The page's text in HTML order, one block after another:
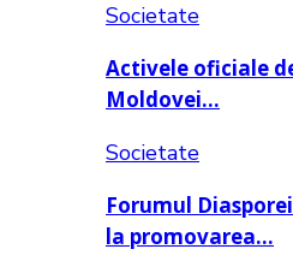
Societate
Activele oficiale
Moldovei…
Societate
Forumul
la promovarea…